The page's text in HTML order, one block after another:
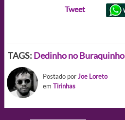
Tweet
TAGS: Dedinho no Buraquinho
Postado porJoe Loreto
em Tirinhas